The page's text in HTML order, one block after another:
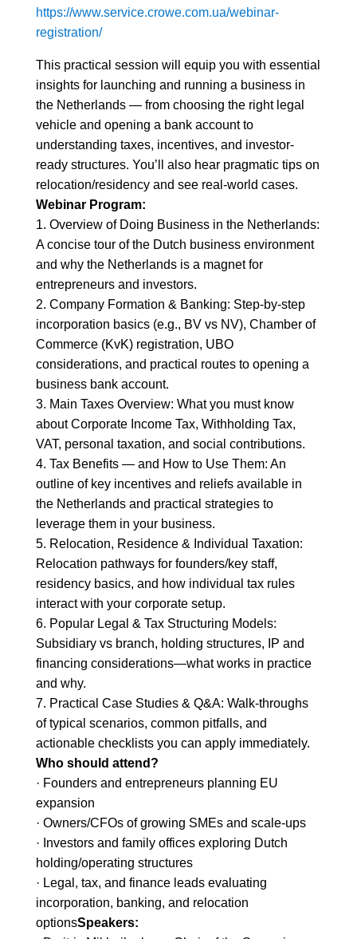
https://www.service.crowe.com.ua/webinar-
registration/
This practical session will equip you with essential
insights for launching and running a business in
the Netherlands — from choosing the right legal
vehicle and opening a bank account to
understanding taxes, incentives, and investor-
ready structures. You’ll also hear pragmatic tips on
relocation/residency and see real-world cases.
Webinar Program:
1. Overview of Doing Business in the Netherlands:
A concise tour of the Dutch business environment
and why the Netherlands is a magnet for
entrepreneurs and investors.
2. Company Formation & Banking: Step-by-step
incorporation basics (e.g., BV vs NV), Chamber of
Commerce (KvK) registration, UBO
considerations, and practical routes to opening a
business bank account.
3. Main Taxes Overview: What you must know
about Corporate Income Tax, Withholding Tax,
VAT, personal taxation, and social contributions.
4. Tax Benefits — and How to Use Them: An
outline of key incentives and reliefs available in
the Netherlands and practical strategies to
leverage them in your business.
5. Relocation, Residence & Individual Taxation:
Relocation pathways for founders/key staff,
residency basics, and how individual tax rules
interact with your corporate setup.
6. Popular Legal & Tax Structuring Models:
Subsidiary vs branch, holding structures, IP and
financing considerations—what works in practice
and why.
7. Practical Case Studies & Q&A: Walk-throughs
of typical scenarios, common pitfalls, and
actionable checklists you can apply immediately.
Who should attend?
· Founders and entrepreneurs planning EU
expansion
· Owners/CFOs of growing SMEs and scale-ups
· Investors and family offices exploring Dutch
holding/operating structures
· Legal, tax, and finance leads evaluating
incorporation, banking, and relocation
optionsSpeakers: